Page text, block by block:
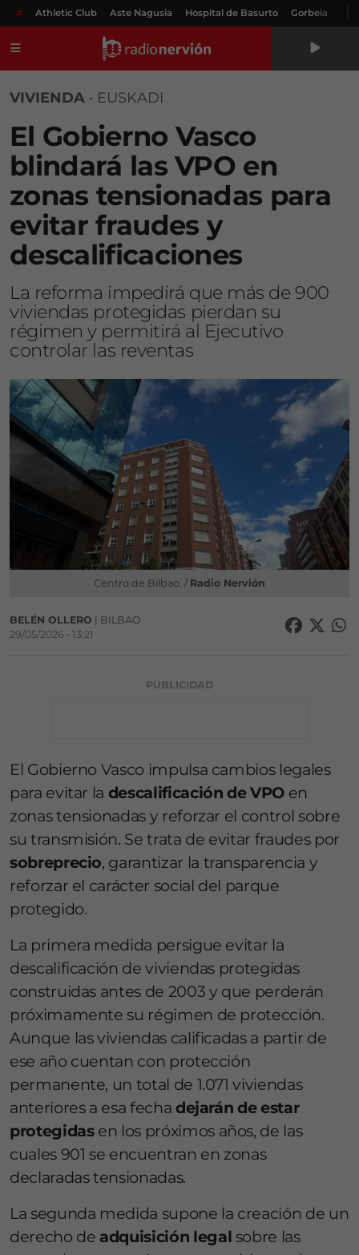
# Athletic Club Aste Nagusia Hospital de Basurto Gorbeia
VIVIENDA • EUSKADI
El Gobierno Vasco
blindará las VPO en
zonas tensionadas para
evitar fraudes y
descalificaciones
La reforma impedirá que más de 900
viviendas protegidas pierdan su
régimen y permitirá al Ejecutivo
controlar las reventas
Centro de Bilbao. / Radio Nervión
BELÉN OLLERO | BILBAO
29/05/2026 • 13:21
PUBLICIDAD
El Gobierno Vasco impulsa cambios legales
para evitar la descalificación de VPO en
zonas tensionadas y reforzar el control sobre
su transmisión. Se trata de evitar fraudes por
sobreprecio, garantizar la transparencia y
reforzar el carácter social del parque
protegido.
La primera medida persigue evitar la
descalificación de viviendas protegidas
construidas antes de 2003 y que perderán
próximamente su régimen de protección.
Aunque las viviendas calificadas a partir de
ese año cuentan con protección
permanente, un total de 1.071 viviendas
anteriores a esa fecha dejarán de estar
protegidasen los próximos años, de las
cuales 901 se encuentran en zonas
declaradas tensionadas.
La segunda medida supone la creación de un
derecho de adquisición legal sobre las